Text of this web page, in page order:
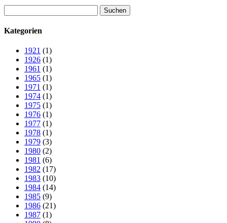
nach:
Kategorien
1921 (1)
1926 (1)
1961 (1)
1965 (1)
1971 (1)
1974 (1)
1975 (1)
1976 (1)
1977 (1)
1978 (1)
1979 (3)
1980 (2)
1981 (6)
1982 (17)
1983 (10)
1984 (14)
1985 (9)
1986 (21)
1987 (1)